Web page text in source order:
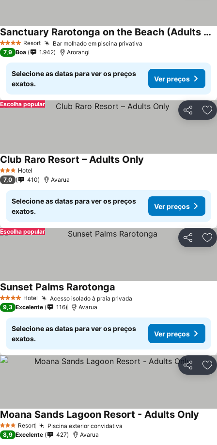
4 EstrelasResort Bar molhado em piscina privativa
Sanctuary Rarotonga on the Beach (Adults Only)
7,9 Boa 1.942 Arorangi
Selecione as datas para ver os preços
exatos.
Ver preços
Partilhar
Escolha popular
3 EstrelasHotel
Club Raro Resort – Adults Only
7,0 410 Avarua
Selecione as datas para ver os preços
exatos.
Ver preços
Partilhar
Escolha popular
4 EstrelasHotel Acesso isolado à praia privada
Sunset Palms Rarotonga
9,3 Excelente 116 Avarua
Selecione as datas para ver os preços
exatos.
Ver preços
Partilhar
3 EstrelasResort Piscina exterior convidativa
Moana Sands Lagoon Resort - Adults Only
8,9 Excelente 427 Avarua